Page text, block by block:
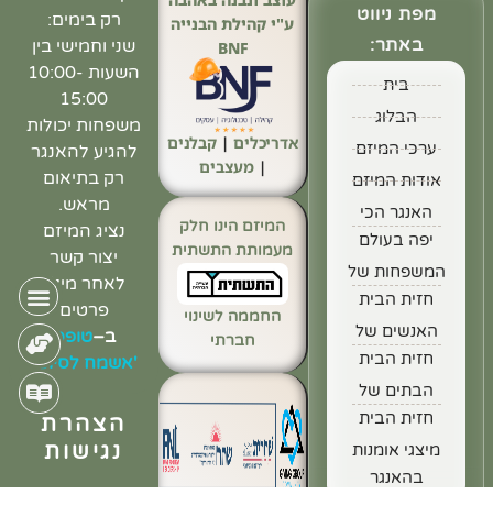
מפת ניווט
באתר:
בית
הבלוג
ערכי המיזם
אודות המיזם
האנגר הכי
יפה בעולם
המשפחות של
חזית הבית
האנשים של
חזית הבית
הבתים של
חזית הבית
מיצגי אומנות
בהאנגר
רק בימים:
שני וחמישי בין
השעות 10:00-
15:00
משפחות יכולות
להגיע להאנגר
רק בתיאום
מראש.
נציג המיזם
יצור קשר
לאחר מילוי
פרטים
ב–טופס
'אשמח לסיוע'
הצהרת
נגישות
ע"י קהילת הבנייה
BNF
אדריכלים | קבלנים
|מעצבים
המיזם הינו חלק
מעמותת התשתית
החממה לשינוי
חברתי